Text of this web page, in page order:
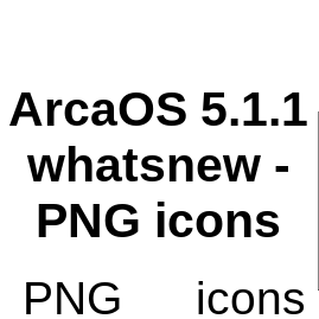
ArcaOS 5.1.1
whatsnew -
PNG icons
PNG icons